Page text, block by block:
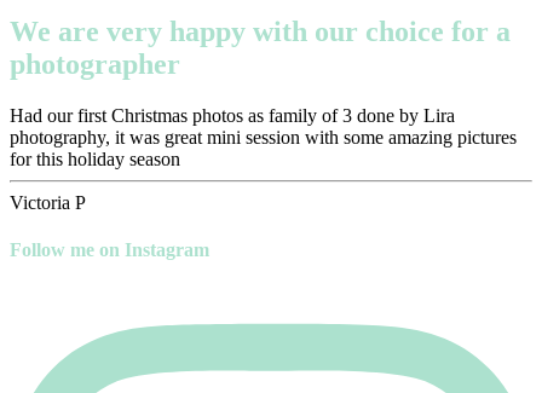
We are very happy with our choice for a
photographer
Had our first Christmas photos as family of 3 done by Lira
photography, it was great mini session with some amazing pictures
for this holiday season
Victoria P
Follow me on Instagram